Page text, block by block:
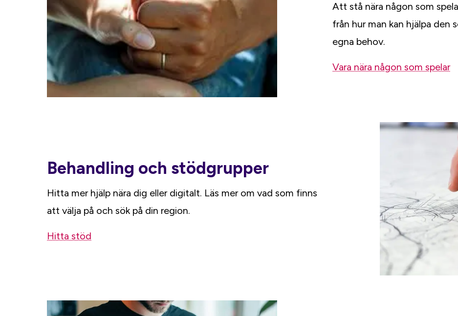
Att stå nära någon som
från hur man kan hjälpa den
egna behov.
Vara nära någon som spelar
Behandling och stödgrupper
Hitta mer hjälp nära dig eller digitalt. Läs mer om vad som finns
att välja på och sök på din region.
Hitta stöd